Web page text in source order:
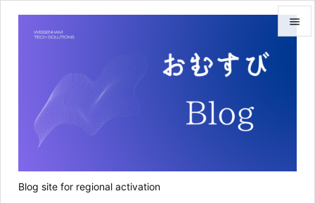
Blog site for regional activation

次へ